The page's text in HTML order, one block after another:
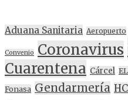
Aduana Sanitaria Aeropuerto
Convenio Coronavirus
Cuarentena Cárcel
Fonasa Gendarmería